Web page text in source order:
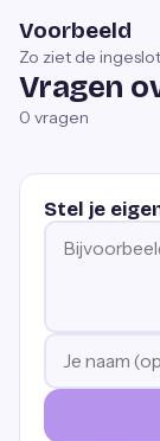
Voorbeeld
Zo ziet de
Vragen
0 vragen
Stel je